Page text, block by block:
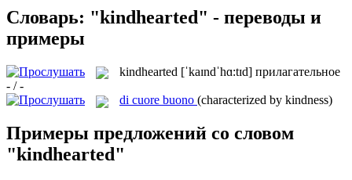
Словарь: "kindhearted" - переводы и
примеры
kindhearted [ˈkaɪndˈhɑ:tɪd] прилагательное
- / -
di cuore buono (characterized by kindness)
Примеры предложений со словом
"kindhearted"